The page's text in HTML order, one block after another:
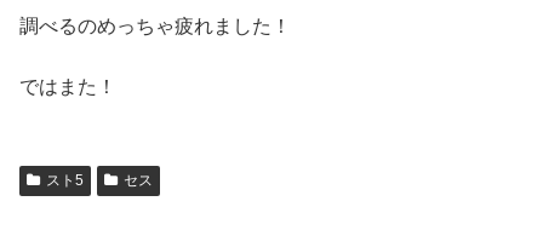
調べるのめっちゃ疲れました！
ではまた！
スト5 セス